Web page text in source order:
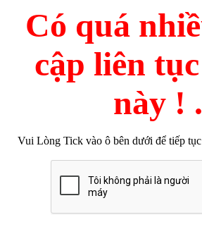
Có quá
cập liên
này ! .
Vui Lòng Tick vào ô bên dưới để tiếp